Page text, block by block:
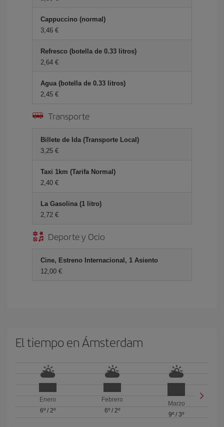
Cappuccino (normal)
3,46 €
Refresco (botella de 0.33 litros)
2,64 €
Agua (botella de 0.33 litros)
2,45 €
Transporte
Billete de Ida (Transporte Local)
3,25 €
Taxi 1km (Tarifa Normal)
2,40 €
La Gasolina (1 litro)
2,72 €
Deporte y Ocio
Cine, Estreno Internacional, 1 Asiento
12,00 €
El tiempo en Ámsterdam
Enero
6º/ 2º
Febrero
6º/ 2º
Marzo
9º /3º